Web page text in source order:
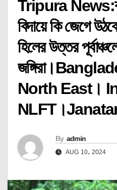
Tripura
বিদায়ে কি জেগে
হিলের উত্তর
North East।
By admin
AUG 10, 2024